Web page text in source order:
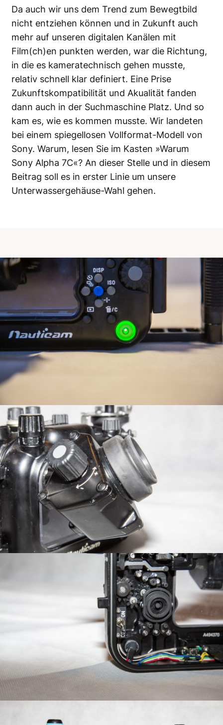
Da auch wir uns dem Trend zum Bewegtbild
nicht entziehen können und in Zukunft auch
mehr auf unseren digitalen Kanälen mit
Film(ch)en punkten werden, war die Richtung,
in die es kameratechnisch gehen musste,
relativ schnell klar definiert. Eine Prise
Zukunftskompatibilität und Akualität fanden
dann auch in der Suchmaschine Platz. Und so
kam es, wie es kommen musste. Wir landeten
bei einem spiegellosen Vollformat-Modell von
Sony. Warum, lesen Sie im Kasten »Warum
Sony Alpha 7C«? An dieser Stelle und in diesem
Beitrag soll es in erster Linie um unsere
Unterwassergehäuse-Wahl gehen.